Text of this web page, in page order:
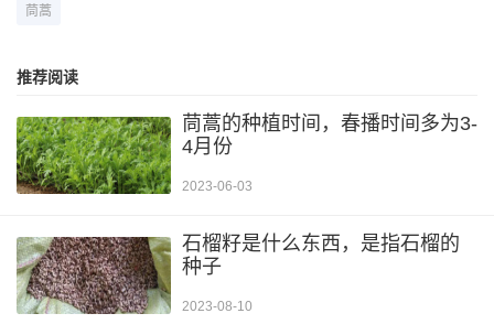
茼蒿
推荐阅读
茼蒿的种植时间，春播时间多为3-
4月份
2023-06-03
石榴籽是什么东西，是指石榴的
种子
2023-08-10